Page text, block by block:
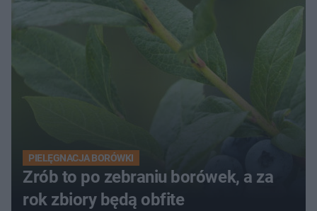
PIELĘGNACJA BORÓWKI
Zrób to po zebraniu borówek, a za
rok zbiory będą obfite